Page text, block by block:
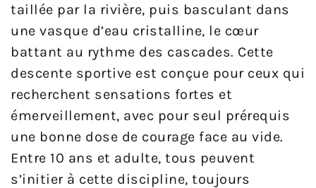
taillée par la rivière, puis basculant dans
une vasque d’eau cristalline, le cœur
battant au rythme des cascades. Cette
descente sportive est conçue pour ceux qui
recherchent sensations fortes et
émerveillement, avec pour seul prérequis
une bonne dose de courage face au vide.
Entre 10 ans et adulte, tous peuvent
s’initier à cette discipline, toujours